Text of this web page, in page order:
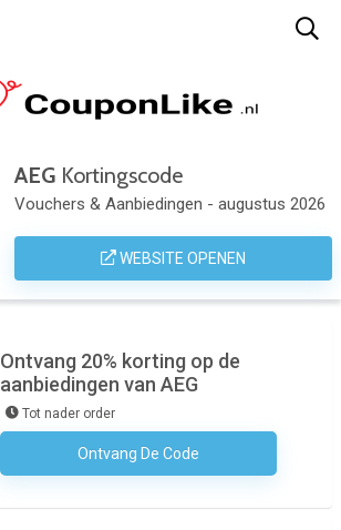
AEGKortingscode
Vouchers & Aanbiedingen - augustus 2026
WEBSITE OPENEN
Ontvang 20% korting op de
aanbiedingen van AEG
Tot nader order
Ontvang De CodeGeen Code Nodig